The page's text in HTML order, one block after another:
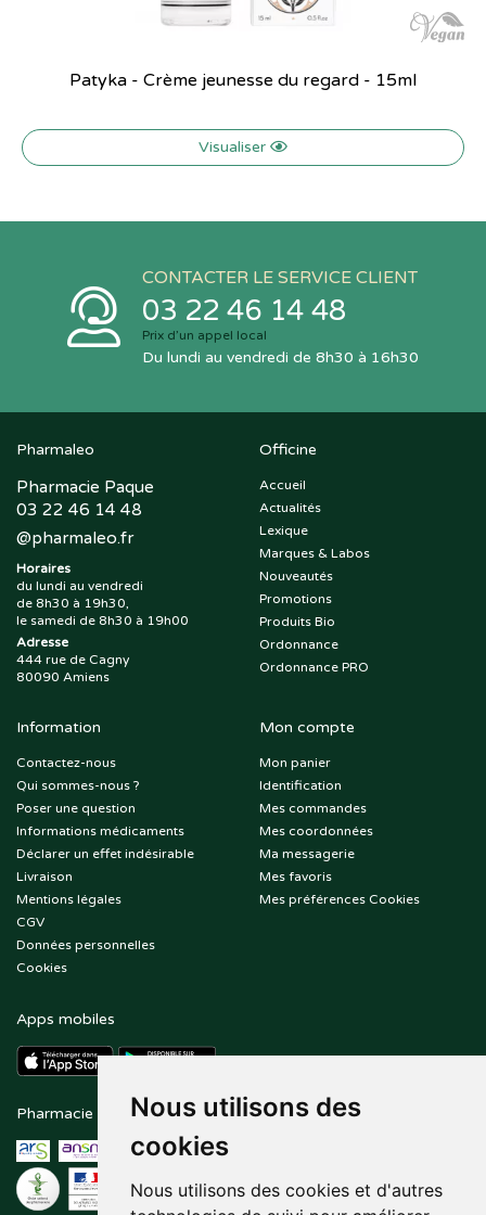
Nous utilisons des
cookies
Nous utilisons des cookies et d'autres
Patyka - Crème jeunesse du regard - 15ml
Visualiser
CONTACTER LE SERVICE CLIENT
03 22 46 14 48
Prix d’un appel local
Du lundi au vendredi de 8h30 à 16h30
Pharmaleo
Pharmacie Paque
03 22 46 14 48
@pharmaleo.fr
Horaires
du lundi au vendredi
de 8h30 à 19h30,
le samedi de 8h30 à 19h00
Adresse
444 rue de Cagny
80090 Amiens
Officine
Accueil
Actualités
Lexique
Marques & Labos
Nouveautés
Promotions
Produits Bio
Ordonnance
Ordonnance PRO
Information
Contactez-nous
Qui sommes-nous ?
Poser une question
Informations médicaments
Déclarer un effet indésirable
Livraison
Mentions légales
CGV
Données personnelles
Cookies
Mon compte
Mon panier
Identification
Mes commandes
Mes coordonnées
Ma messagerie
Mes favoris
Mes préférences Cookies
Apps mobiles
Pharmacie en ligne agréée Paiement sécurisé